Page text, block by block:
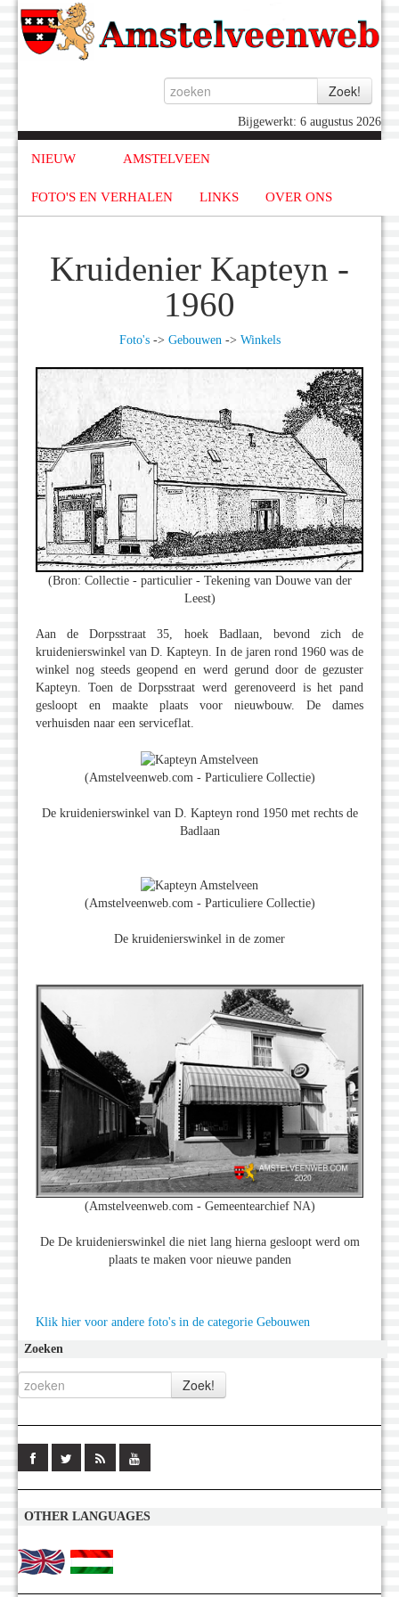
Bijgewerkt: 6 augustus 2026
NIEUW AMSTELVEEN
FOTO'S EN VERHALEN LINKS OVER ONS
Kruidenier Kapteyn -
1960
Foto's-> Gebouwen-> Winkels
(Bron: Collectie - particulier - Tekening van Douwe van der
Leest)
Aan de Dorpsstraat 35, hoek Badlaan, bevond zich de
kruidenierswinkel van D. Kapteyn. In de jaren rond 1960 was de
winkel nog steeds geopend en werd gerund door de gezuster
Kapteyn. Toen de Dorpsstraat werd gerenoveerd is het pand
gesloopt en maakte plaats voor nieuwbouw. De dames
verhuisden naar een serviceflat.
(Amstelveenweb.com - Particuliere Collectie)
De kruidenierswinkel van D. Kapteyn rond 1950 met rechts de
Badlaan
(Amstelveenweb.com - Particuliere Collectie)
De kruidenierswinkel in de zomer
(Amstelveenweb.com - Gemeentearchief NA)
De De kruidenierswinkel die niet lang hierna gesloopt werd om
plaats te maken voor nieuwe panden
Klik hier voor andere foto's in de categorie Gebouwen
Zoeken
OTHER LANGUAGES